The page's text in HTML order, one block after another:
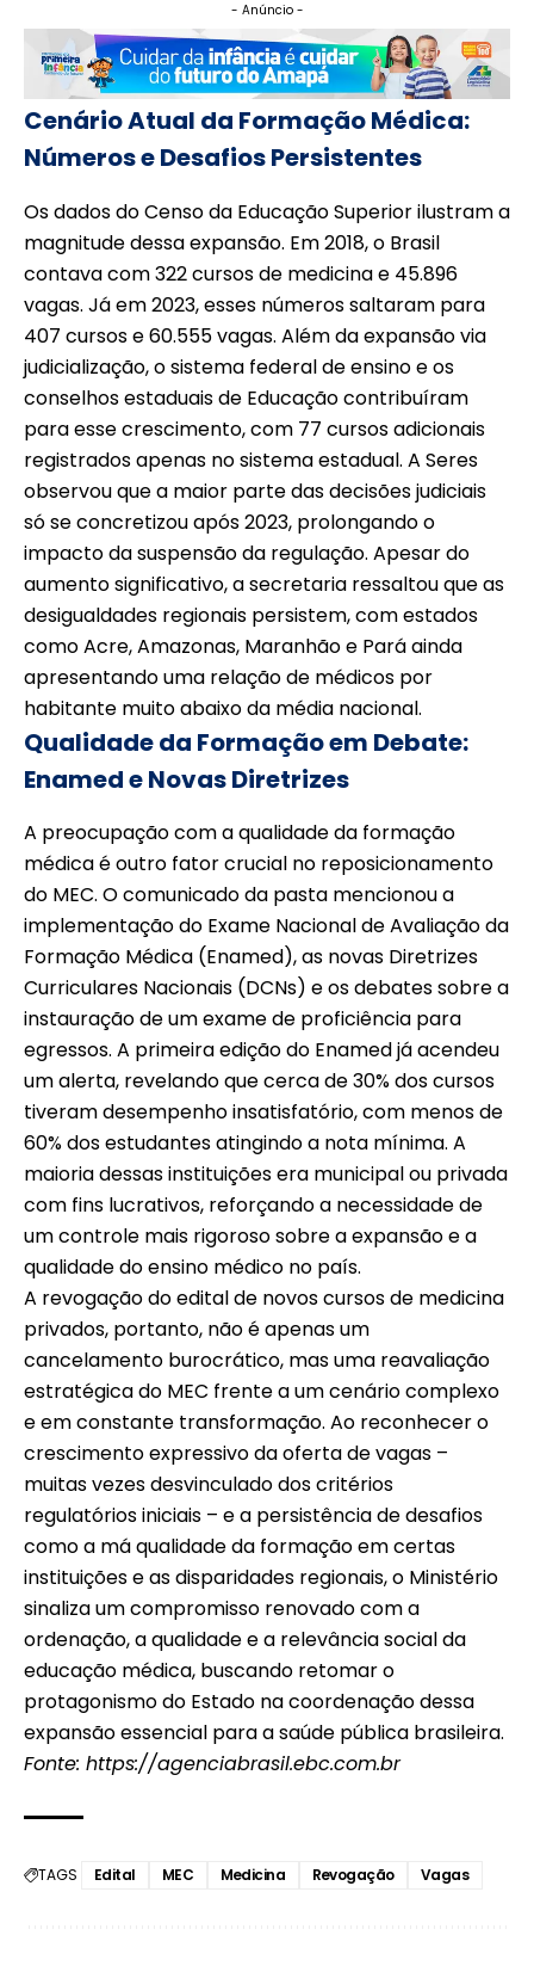
- Anúncio -
Cenário Atual da Formação Médica:
Números e Desafios Persistentes
Os dados do Censo da Educação Superior ilustram a
magnitude dessa expansão. Em 2018, o Brasil
contava com 322 cursos de medicina e 45.896
vagas. Já em 2023, esses números saltaram para
407 cursos e 60.555 vagas. Além da expansão via
judicialização, o sistema federal de ensino e os
conselhos estaduais de Educação contribuíram
para esse crescimento, com 77 cursos adicionais
registrados apenas no sistema estadual. A Seres
observou que a maior parte das decisões judiciais
só se concretizou após 2023, prolongando o
impacto da suspensão da regulação. Apesar do
aumento significativo, a secretaria ressaltou que as
desigualdades regionais persistem, com estados
como Acre, Amazonas, Maranhão e Pará ainda
apresentando uma relação de médicos por
habitante muito abaixo da média nacional.
Qualidade da Formação em Debate:
Enamed e Novas Diretrizes
A preocupação com a qualidade da formação
médica é outro fator crucial no reposicionamento
do MEC. O comunicado da pasta mencionou a
implementação do Exame Nacional de Avaliação da
Formação Médica (Enamed), as novas Diretrizes
Curriculares Nacionais (DCNs) e os debates sobre a
instauração de um exame de proficiência para
egressos. A primeira edição do Enamed já acendeu
um alerta, revelando que cerca de 30% dos cursos
tiveram desempenho insatisfatório, com menos de
60% dos estudantes atingindo a nota mínima. A
maioria dessas instituições era municipal ou privada
com fins lucrativos, reforçando a necessidade de
um controle mais rigoroso sobre a expansão e a
qualidade do ensino médico no país.
A revogação do edital de novos cursos de medicina
privados, portanto, não é apenas um
cancelamento burocrático, mas uma reavaliação
estratégica do MEC frente a um cenário complexo
e em constante transformação. Ao reconhecer o
crescimento expressivo da oferta de vagas –
muitas vezes desvinculado dos critérios
regulatórios iniciais – e a persistência de desafios
como a má qualidade da formação em certas
instituições e as disparidades regionais, o Ministério
sinaliza um compromisso renovado com a
ordenação, a qualidade e a relevância social da
educação médica, buscando retomar o
protagonismo do Estado na coordenação dessa
expansão essencial para a saúde pública brasileira.
Fonte: https://agenciabrasil.ebc.com.br
TAGS Edital MEC Medicina Revogação Vagas